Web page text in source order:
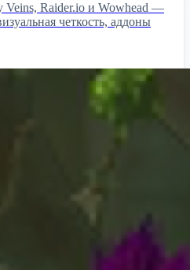
Veins, Raider.io и Wowhead —
четкость, аддоны